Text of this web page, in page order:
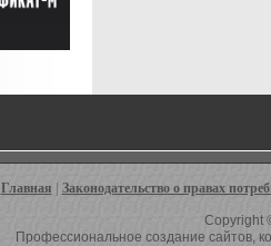
Главная Законодательство о правах
Copyright
Профессиональное создание сайтов,